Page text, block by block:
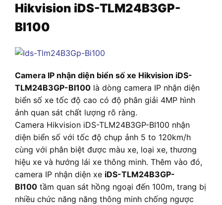
Hikvision iDS-TLM24B3GP-
BI100
Camera IP nhận diện biển số xe Hikvision iDS-
TLM24B3GP-BI100 là dòng camera IP nhận diện
biển số xe tốc độ cao có độ phân giải 4MP hình
ảnh quan sát chất lượng rõ ràng.
Camera Hikvision iDS-TLM24B3GP-BI100 nhận
diện biển số với tốc độ chụp ảnh 5 to 120km/h
cùng với phân biệt được màu xe, loại xe, thương
hiệu xe và hướng lái xe thông minh. Thêm vào đó,
camera IP nhận diện xe iDS-TLM24B3GP-
BI100 tầm quan sát hồng ngoại đến 100m, trang bị
nhiều chức năng năng thông minh chống ngược